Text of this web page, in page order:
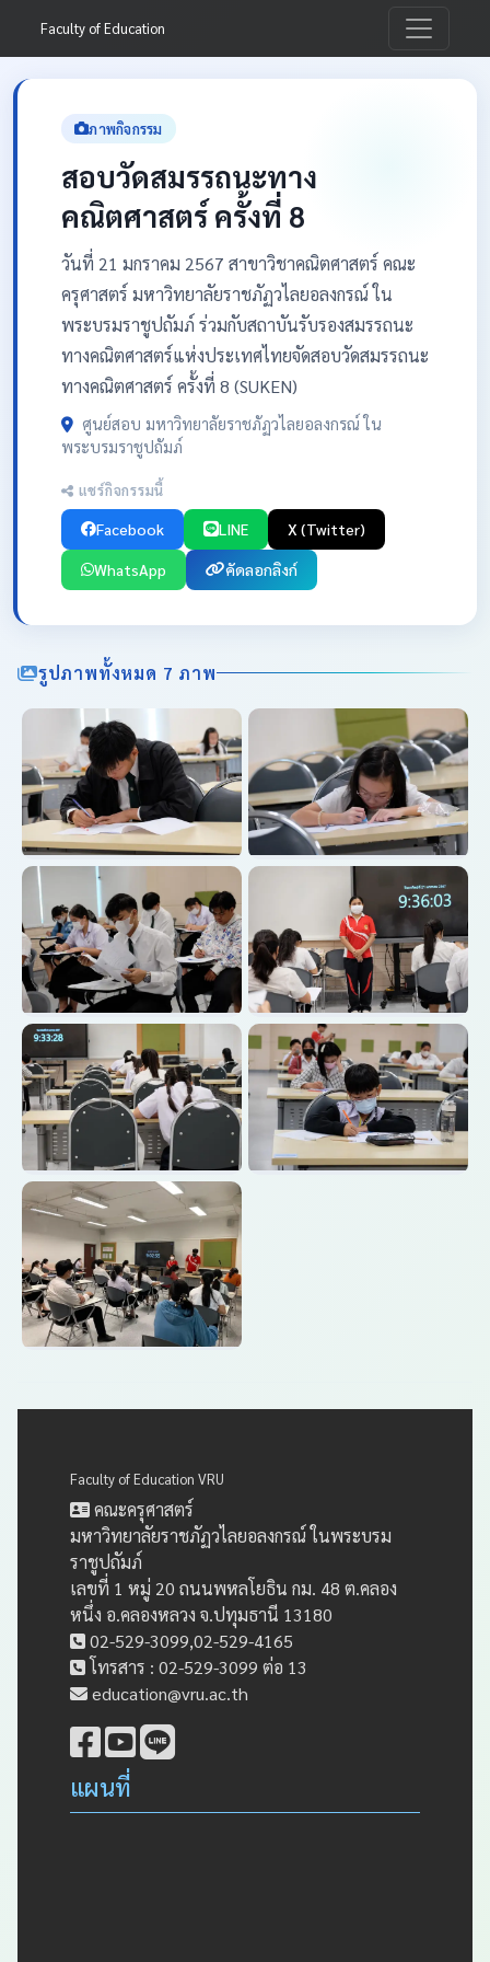
Faculty of Education
ภาพกิจกรรม
สอบวัดสมรรถนะทาง
คณิตศาสตร์ ครั้งที่ 8
วันที่ 21 มกราคม 2567 สาขาวิชาคณิตศาสตร์ คณะ
ครุศาสตร์ มหาวิทยาลัยราชภัฏวไลยอลงกรณ์ ใน
พระบรมราชูปถัมภ์ ร่วมกับสถาบันรับรองสมรรถนะ
ทางคณิตศาสตร์แห่งประเทศไทยจัดสอบวัดสมรรถนะ
ทางคณิตศาสตร์ ครั้งที่ 8 (SUKEN)
ศูนย์สอบ มหาวิทยาลัยราชภัฏวไลยอลงกรณ์ ใน
พระบรมราชูปถัมภ์
แชร์กิจกรรมนี้
Facebook LINE X (Twitter)
WhatsApp คัดลอกลิงก์
รูปภาพทั้งหมด 7 ภาพ
Faculty of Education VRU
คณะครุศาสตร์
มหาวิทยาลัยราชภัฏวไลยอลงกรณ์ ในพระบรม
ราชูปถัมภ์
เลขที่ 1 หมู่ 20 ถนนพหลโยธิน กม. 48 ต.คลอง
หนึ่ง อ.คลองหลวง จ.ปทุมธานี 13180
02-529-3099,02-529-4165
โทรสาร : 02-529-3099 ต่อ 13
education@vru.ac.th
แผนที่